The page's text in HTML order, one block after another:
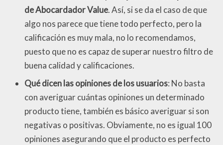
de Abocardador Value. Así, si se da el caso de que
algo nos parece que tiene todo perfecto, pero la
calificación es muy mala, no lo recomendamos,
puesto que no es capaz de superar nuestro filtro de
buena calidad y calificaciones.
Qué dicen las opiniones de los usuarios: No basta
con averiguar cuántas opiniones un determinado
producto tiene, también es básico averiguar si son
negativas o positivas. Obviamente, no es igual 100
opiniones asegurando que el producto es perfecto